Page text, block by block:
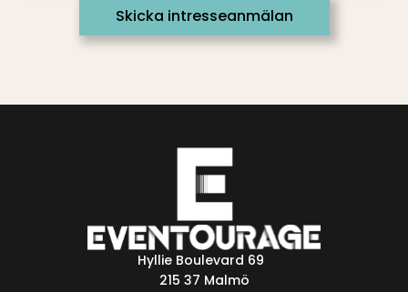
Hyllie Boulevard 69
215 37 Malmö